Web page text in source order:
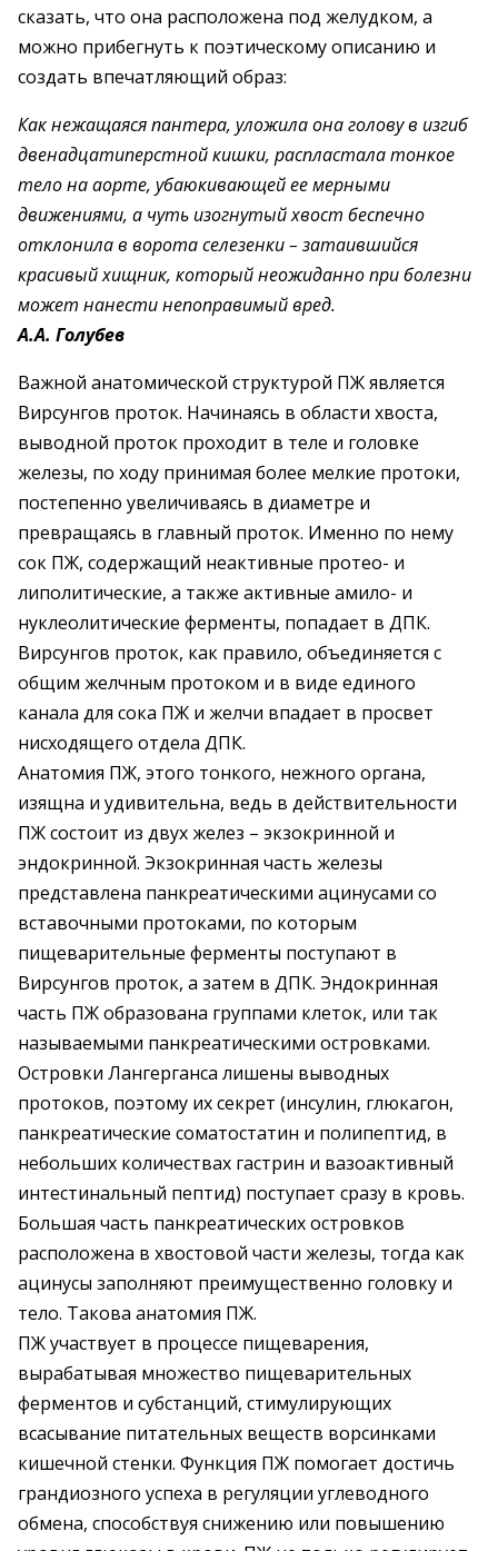
сказать, что она расположена под желудком, а
можно прибегнуть к поэтическому описанию и
создать впечатляющий образ:
Как нежащаяся пантера, уложила она голову в изгиб
двенадцатиперстной кишки, распластала тонкое
тело на аорте, убаюкивающей ее мерными
движениями, а чуть изогнутый хвост беспечно
отклонила в ворота селезенки – затаившийся
красивый хищник, который неожиданно при болезни
может нанести непоправимый вред.
А.А. Голубев
Важной анатомической структурой ПЖ является
Вирсунгов проток. Начинаясь в области хвоста,
выводной проток проходит в теле и головке
железы, по ходу принимая более мелкие протоки,
постепенно увеличиваясь в диаметре и
превращаясь в главный проток. Именно по нему
сок ПЖ, содержащий неактивные протео- и
липолитические, а также активные амило- и
нуклеолитические ферменты, попадает в ДПК.
Вирсунгов проток, как правило, объединяется с
общим желчным протоком и в виде единого
канала для сока ПЖ и желчи впадает в просвет
нисходящего отдела ДПК.
Анатомия ПЖ, этого тонкого, нежного органа,
изящна и удивительна, ведь в действительности
ПЖ состоит из двух желез – экзокринной и
эндокринной. Экзокринная часть железы
представлена панкреатическими ацинусами со
вставочными протоками, по которым
пищеварительные ферменты поступают в
Вирсунгов проток, а затем в ДПК. Эндокринная
часть ПЖ образована группами клеток, или так
называемыми панкреатическими островками.
Островки Лангерганса лишены выводных
протоков, поэтому их секрет (инсулин, глюкагон,
панкреатические соматостатин и полипептид, в
небольших количествах гастрин и вазоактивный
интестинальный пептид) поступает сразу в кровь.
Большая часть панкреатических островков
расположена в хвостовой части железы, тогда как
ацинусы заполняют преимущественно головку и
тело. Такова анатомия ПЖ.
ПЖ участвует в процессе пищеварения,
вырабатывая множество пищеварительных
ферментов и субстанций, стимулирующих
всасывание питательных веществ ворсинками
кишечной стенки. Функция ПЖ помогает достичь
грандиозного успеха в регуляции углеводного
обмена, способствуя снижению или повышению